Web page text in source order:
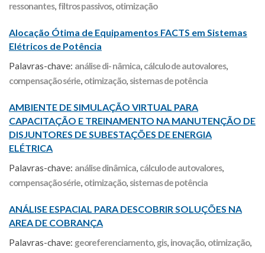
ressonantes, filtros passivos, otimização
Alocação Ótima de Equipamentos FACTS em Sistemas
Elétricos de Potência
Palavras-chave: análise di- nâmica, cálculo de autovalores,
compensação série, otimização, sistemas de potência
AMBIENTE DE SIMULAÇÃO VIRTUAL PARA
CAPACITAÇÃO E TREINAMENTO NA MANUTENÇÃO DE
DISJUNTORES DE SUBESTAÇÕES DE ENERGIA
ELÉTRICA
Palavras-chave: análise dinâmica, cálculo de autovalores,
compensação série, otimização, sistemas de potência
ANÁLISE ESPACIAL PARA DESCOBRIR SOLUÇÕES NA
AREA DE COBRANÇA
Palavras-chave: georeferenciamento, gis, inovação, otimização,